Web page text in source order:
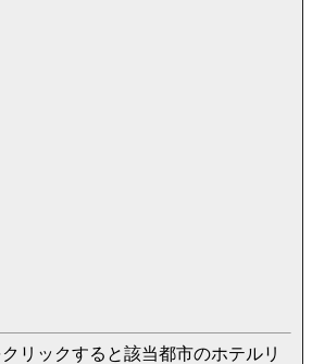
リックすると該当都市のホテルリ